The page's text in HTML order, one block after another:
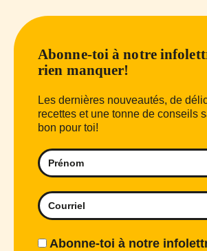
Abonne-toi à notre
rien manquer!
Les dernières nouveautés, de
recettes et une tonne de conseils
bon pour toi!
Abonne-toi à notre